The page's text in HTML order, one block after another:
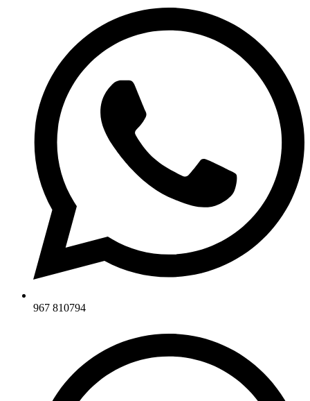
967 810794